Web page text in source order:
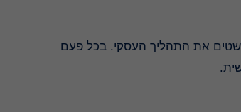
את התהליך העסקי. בכל פעם